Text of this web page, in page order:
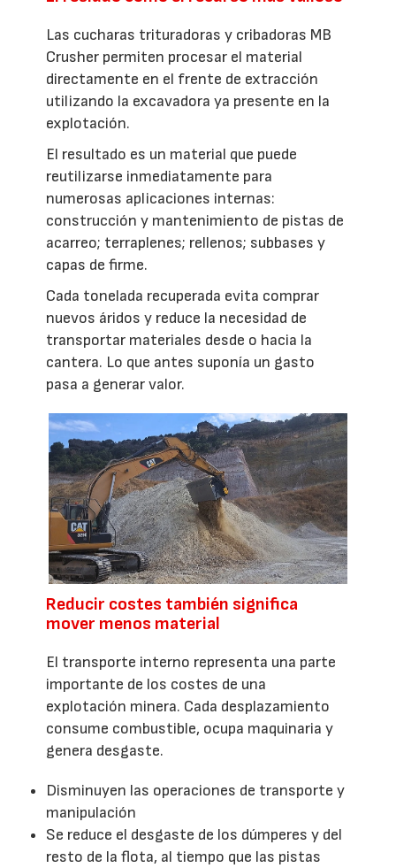
Las cucharas trituradoras y cribadoras MB
Crusher permiten procesar el material
directamente en el frente de extracción
utilizando la excavadora ya presente en la
explotación.
El resultado es un material que puede
reutilizarse inmediatamente para
numerosas aplicaciones internas:
construcción y mantenimiento de pistas de
acarreo; terraplenes; rellenos; subbases y
capas de firme.
Cada tonelada recuperada evita comprar
nuevos áridos y reduce la necesidad de
transportar materiales desde o hacia la
cantera. Lo que antes suponía un gasto
pasa a generar valor.
Reducir costes también significa
mover menos material
El transporte interno representa una parte
importante de los costes de una
explotación minera. Cada desplazamiento
consume combustible, ocupa maquinaria y
genera desgaste.
Disminuyen las operaciones de transporte y
manipulación
Se reduce el desgaste de los dúmperes y del
resto de la flota, al tiempo que las pistas